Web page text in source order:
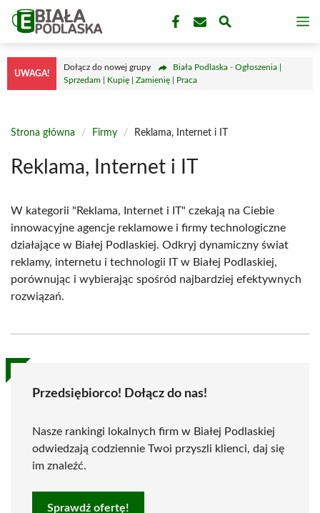
Przejdź
treści
UWAGA!
Dołącz do nowej grupy
Biała Podlaska - Ogłoszenia |
Sprzedam | Kupię | Zamienię | Praca
Strona główna / Firmy / Reklama, Internet i IT
Reklama, Internet i IT
W kategorii "Reklama, Internet i IT" czekają na Ciebie
innowacyjne agencje reklamowe i firmy technologiczne
działające w Białej Podlaskiej. Odkryj dynamiczny świat
reklamy, internetu i technologii IT w Białej Podlaskiej,
porównując i wybierając spośród najbardziej efektywnych
rozwiązań.
Przedsiębiorco! Dołącz do nas!
Nasze rankingi lokalnych firm w Białej Podlaskiej
odwiedzają codziennie Twoi przyszli klienci, daj się
im znaleźć.
Sprawdź ofertę!